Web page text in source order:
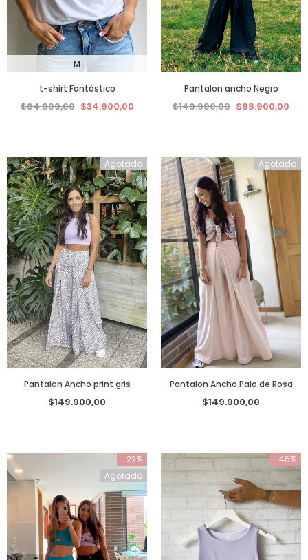
M
t-shirt Fantástico
$64.900,00 $34.900,00
Pantalon ancho Negro
$149.900,00 $98.900,00
Agotado
Pantalon Ancho print gris
$149.900,00
Agotado
Pantalon Ancho Palo de Rosa
$149.900,00
-22%
Agotado
-46%